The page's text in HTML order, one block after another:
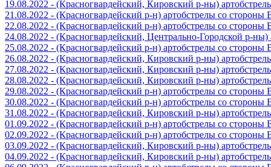
19.08.2022 - (Красногвардейский, Кировский р-ны)
21.08.2022 - (Красногвардейский р-н) артобстрелы со
22.08.2022 - (Красногвардейский р-н) артобстрелы со
24.08.2022 - (Красногвардейский, Центрально-Городской р-
25.08.2022 - (Красногвардейский р-н) артобстрелы со
26.08.2022 - (Красногвардейский, Кировский р-ны)
27.08.2022 - (Красногвардейский, Кировский р-ны)
28.08.2022 - (Красногвардейский, Кировский р-ны)
29.08.2022 - (Красногвардейский р-н) артобстрелы со
30.08.2022 - (Красногвардейский р-н) артобстрелы со
31.08.2022 - (Красногвардейский, Кировский р-ны)
01.09.2022 - (Красногвардейский р-н) артобстрелы со
02.09.2022 - (Красногвардейский р-н) артобстрелы со
03.09.2022 - (Красногвардейский, Кировский р-ны)
04.09.2022 - (Красногвардейский, Кировский р-ны)